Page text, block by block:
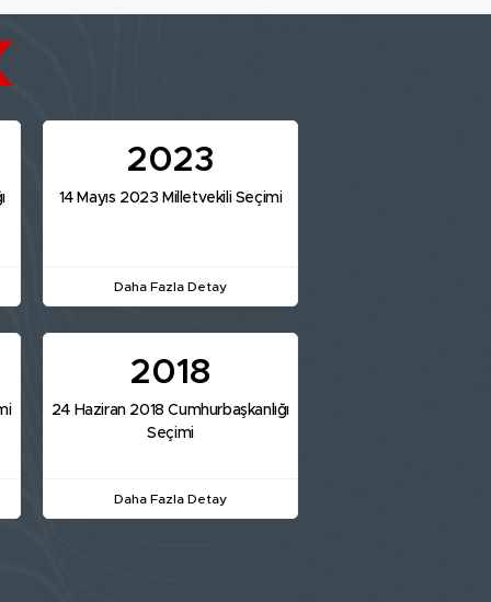
2023
14 Mayıs 2023 Milletvekili Seçimi
Daha Fazla Detay
2018
24 Haziran 2018 Cumhurbaşkanlığı
Seçimi
Daha Fazla Detay